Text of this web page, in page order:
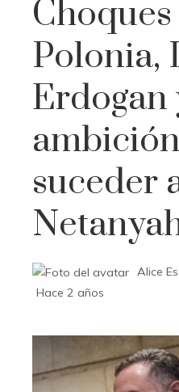
Polonia,
Erdogan
suceder
Alice
Hace 2 años